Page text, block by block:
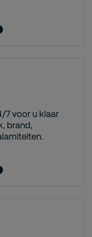
7 voor u klaar
brand,